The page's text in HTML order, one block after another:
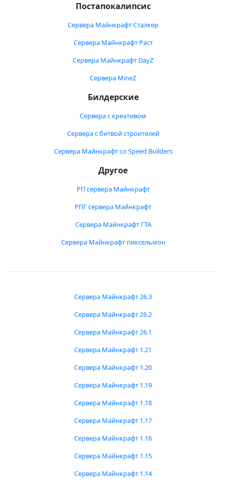
Постапокалипсис
Сервера Майнкрафт Сталкер
Сервера Майнкрафт Раст
Сервера Майнкрафт DayZ
Сервера MineZ
Билдерские
Сервера с креативом
Сервера с битвой строителей
Сервера Майнкрафт со Speed Builders
Другое
РП сервера Майнкрафт
РПГ сервера Майнкрафт
Сервера Майнкрафт ГТА
Сервера Майнкрафт пиксельмон
Сервера Майнкрафт 26.3
Сервера Майнкрафт 26.2
Сервера Майнкрафт 26.1
Сервера Майнкрафт 1.21
Сервера Майнкрафт 1.20
Сервера Майнкрафт 1.19
Сервера Майнкрафт 1.18
Сервера Майнкрафт 1.17
Сервера Майнкрафт 1.16
Сервера Майнкрафт 1.15
Сервера Майнкрафт 1.14